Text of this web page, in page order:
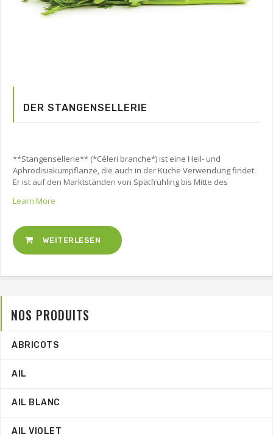
DER STANGENSELLERIE
**Stangensellerie** (*Céleri branche*) ist eine Heil- und
Aphrodisiakumpflanze, die auch in der Küche Verwendung findet.
Er ist auf den Marktständen von Spätfrühling bis Mitte des
Learn More
WEITERLESEN
NOS PRODUITS
ABRICOTS
AIL
AIL BLANC
AIL VIOLET